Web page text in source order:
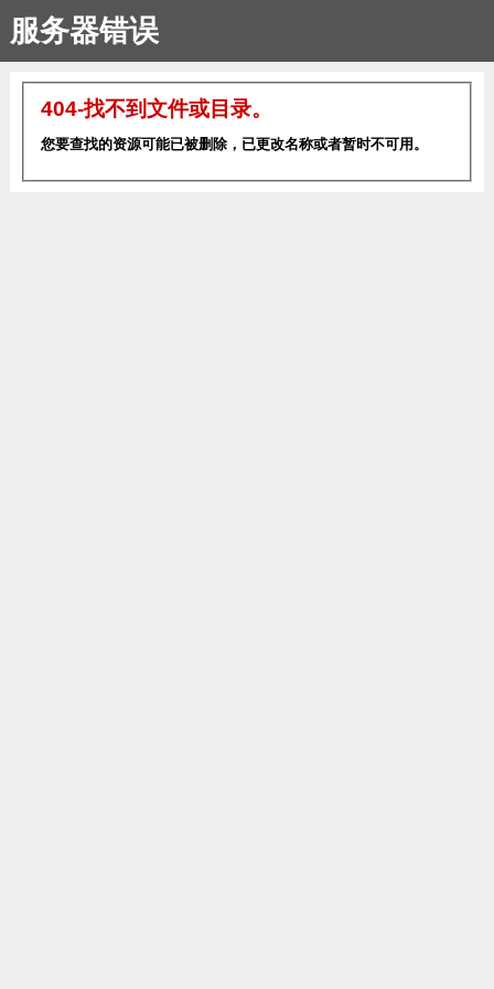
服务器错误
404-找不到文件或目录。
您要查找的资源可能已被删除，已更改名称或者暂时不可用。